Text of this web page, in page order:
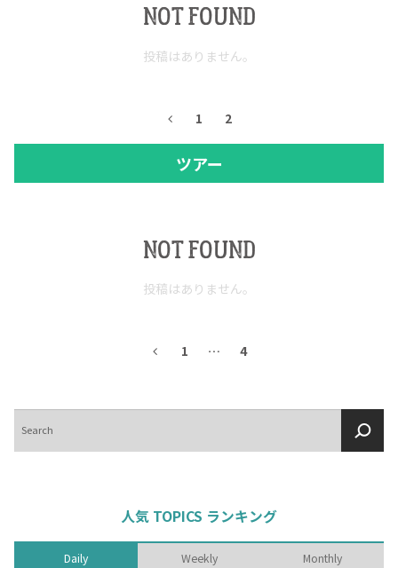
NOT FOUND
投稿はありません。
1 2
ツアー
NOT FOUND
投稿はありません。
1 … 4
索
人気 TOPICS ランキング
Daily Weekly Monthly